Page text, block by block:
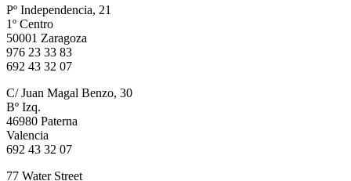
Pº Independencia, 21
1º Centro
50001 Zaragoza
976 23 33 83
692 43 32 07
C/ Juan Magal Benzo, 30
Bº Izq.
46980 Paterna
Valencia
692 43 32 07
77 Water Street